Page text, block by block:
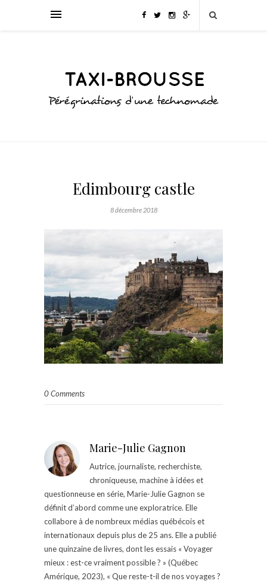
Edimbourg castle
8 décembre 2018
0 Comments
Marie-Julie Gagnon
Autrice, journaliste, recherchiste,
chroniqueuse, machine à idées et
questionneuse en série, Marie-Julie Gagnon se
définit d’abord comme une exploratrice. Elle
collabore à de nombreux médias québécois et
internationaux depuis plus de 25 ans. Elle a publié
une quinzaine de livres, dont les essais « Voyager
mieux : est-ce vraiment possible ? » (Québec
Amérique, 2023), « Que reste-t-il de nos voyages ?